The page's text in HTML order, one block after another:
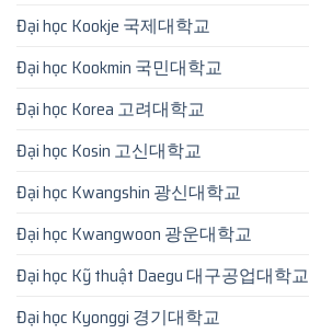
Đại học Kookje 국제대학교
Đại học Kookmin 국민대학교
Đại học Korea 고려대학교
Đại học Kosin 고신대학교
Đại học Kwangshin 광신대학교
Đại học Kwangwoon 광운대학교
Đại học Kỹ thuật Daegu 대구공업대학교
Đại học Kyonggi 경기대학교